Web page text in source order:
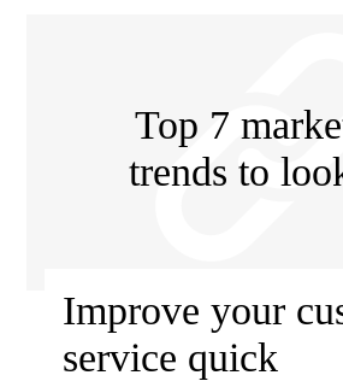
Top 7
trends to
Improve your
service quick